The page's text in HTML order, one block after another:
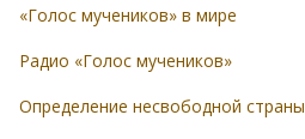
«Голос мучеников» в мире
Радио «Голос мучеников»
Определение несвободной страны